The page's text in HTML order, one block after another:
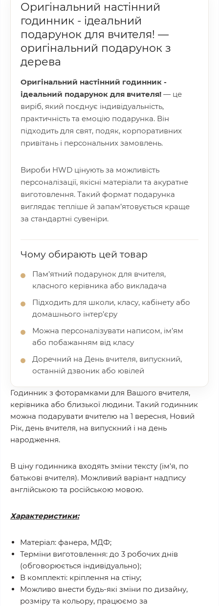
Оригінальний настінний
годинник - ідеальний
подарунок для вчителя! —
оригінальний подарунок з
дерева
Оригінальний настінний годинник -
ідеальний подарунок для вчителя! — це
виріб, який поєднує індивідуальність,
практичність та емоцію подарунка. Він
підходить для свят, подяк, корпоративних
привітань і персональних замовлень.
Вироби HWD цінують за можливість
персоналізації, якісні матеріали та акуратне
виготовлення. Такий формат подарунка
виглядає тепліше й запам’ятовується краще
за стандартні сувеніри.
Чому обирають цей товар
Пам’ятний подарунок для вчителя,
класного керівника або викладача
Підходить для школи, класу, кабінету або
домашнього інтер’єру
Можна персоналізувати написом, ім’ям
або побажанням від класу
Доречний на День вчителя, випускний,
останній дзвоник або ювілей
Годинник з фоторамками для Вашого вчителя,
керівника або близької людини. Такий годинник
можна подарувати вчителю на 1 вересня, Новий
Рік, день вчителя, на випускний і на день
народження.
В ціну годинника входять зміни тексту (ім'я, по
батькові вчителя). Можливий варіант надпису
англійською та російською мовою.
Характеристики:
Матеріал: фанера, МДФ;
Терміни виготовлення: до 3 робочих днів
(обговорюється індивідуально);
В комплекті: кріплення на стіну;
Можливо внести будь-які зміни по дизайну,
розміру та кольору, працюємо за